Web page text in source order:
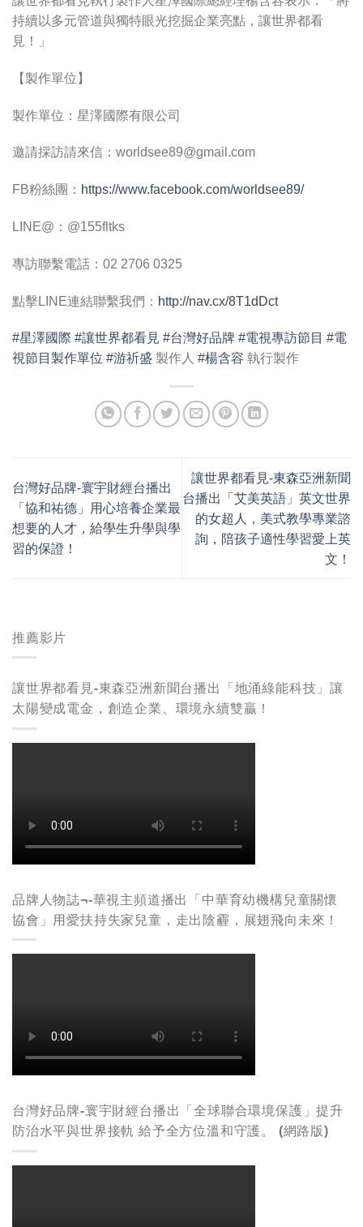
推薦影片
讓世界都看見-東森亞洲新聞台播出「地涌綠能科技」讓
太陽變成電金，創造企業、環境永續雙贏！
品牌人物誌¬-華視主頻道播出「中華育幼機構兒童關懷
協會」用愛扶持失家兒童，走出陰霾，展翅飛向未來！
台灣好品牌-寰宇財經台播出「全球聯合環境保護」提升
防治水平與世界接軌 給予全方位溫和守護。 (網路版)
持續以多元管道與獨特眼光挖掘企業亮點，讓世界都看
見！」
【製作單位】
製作單位：星澤國際有限公司
邀請採訪請來信： worldsee89@gmail.com
FB粉絲團： https://www.facebook.com/worldsee89/
LINE@：@155fltks
專訪聯繫電話：02 2706 0325
點擊LINE連結聯繫我們： http://nav.cx/8T1dDct
#星澤國際 #讓世界都看見 #台灣好品牌 #電視專訪節目 #電
視節目製作單位 #游祈盛 製作人 #楊含容 執行製作
台灣好品牌-寰宇財經台播出
「協和祐德」用心培養企業最
想要的人才，給學生升學與學
習的保證！
讓世界都看見-東森亞洲新聞
台播出「艾美英語」英文世界
的女超人，美式教學專業諮
詢，陪孩子適性學習愛上英
文！